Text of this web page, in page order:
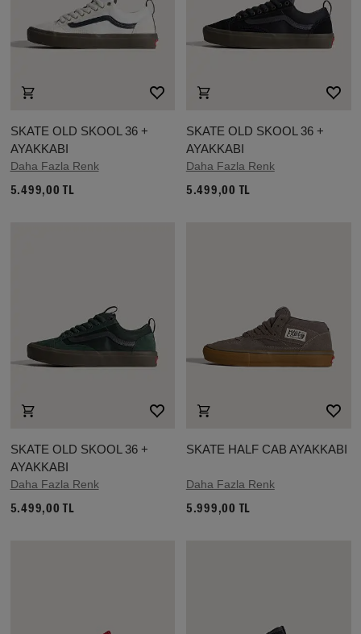
SKATE OLD SKOOL 36 +
AYAKKABI
Daha Fazla Renk
5.499,00 TL
SKATE OLD SKOOL 36 +
AYAKKABI
Daha Fazla Renk
5.499,00 TL
SKATE OLD SKOOL 36 +
AYAKKABI
Daha Fazla Renk
5.499,00 TL
SKATE HALF CAB AYAKKABI
Daha Fazla Renk
5.999,00 TL